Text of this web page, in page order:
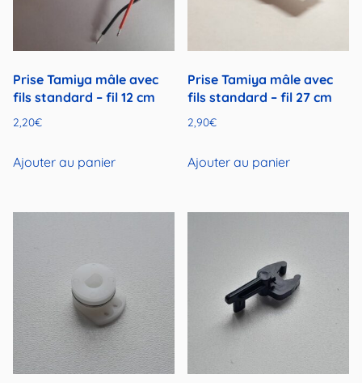
Prise Tamiya mâle avec
fils standard – fil 12 cm
2,20€
Ajouter au panier
Prise Tamiya mâle avec
fils standard – fil 27 cm
2,90€
Ajouter au panier